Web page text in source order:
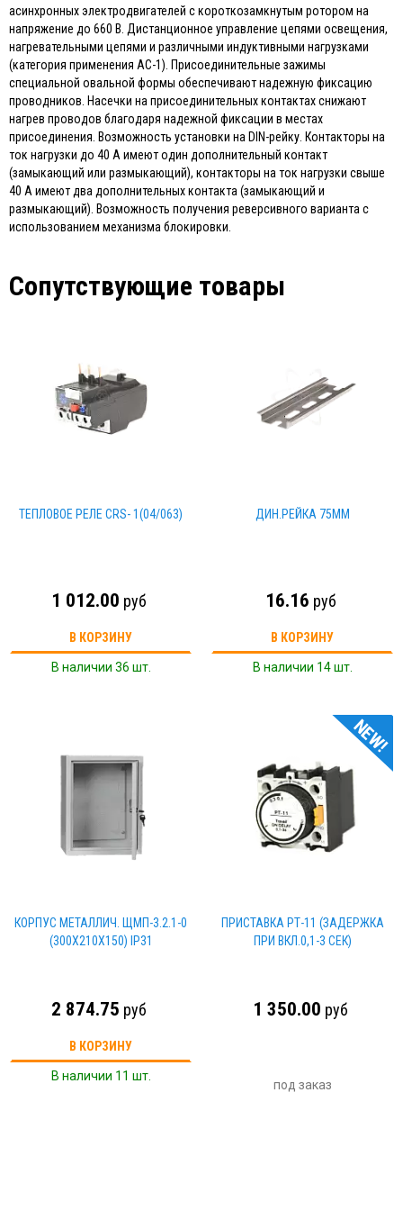
асинхронных электродвигателей с короткозамкнутым ротором на
напряжение до 660 В. Дистанционное управление цепями освещения,
нагревательными цепями и различными индуктивными нагрузками
(категория применения АС-1). Присоединительные зажимы
специальной овальной формы обеспечивают надежную фиксацию
проводников. Насечки на присоединительных контактах снижают
нагрев проводов благодаря надежной фиксации в местах
присоединения. Возможность установки на DIN-рейку. Контакторы на
ток нагрузки до 40 А имеют один дополнительный контакт
(замыкающий или размыкающий), контакторы на ток нагрузки свыше
40 А имеют два дополнительных контакта (замыкающий и
размыкающий). Возможность получения реверсивного варианта с
использованием механизма блокировки.
Сопутствующие товары
ТЕПЛОВОЕ РЕЛЕ CRS- 1(04/063)
1 012.00 руб
В КОРЗИНУ
В наличии 36 шт.
ДИН.РЕЙКА 75ММ
16.16 руб
В КОРЗИНУ
В наличии 14 шт.
КОРПУС МЕТАЛЛИЧ. ЩМП-3.2.1-0
(300Х210Х150) IP31
2 874.75 руб
В КОРЗИНУ
В наличии 11 шт.
NEW!
ПРИСТАВКА РТ-11 (ЗАДЕРЖКА
ПРИ ВКЛ.0,1-3 СЕК)
1 350.00 руб
под заказ